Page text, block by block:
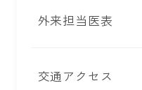
外来担当医表
交通アクセス